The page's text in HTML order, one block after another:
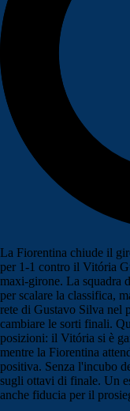
La Fiorentina chiude il
per 1-1 contro il Vitória
maxi-girone. La squadra
per scalare la classifica,
rete di Gustavo Silva nel
cambiare le sorti finali.
posizioni: il Vitória si è
mentre la Fiorentina
positiva. Senza l'incubo
sugli ottavi di finale. Un
anche fiducia per il